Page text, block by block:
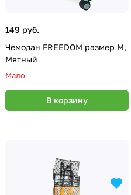
149 руб.
Чемодан FREEDOM размер M,
Мятный
Мало
В корзину